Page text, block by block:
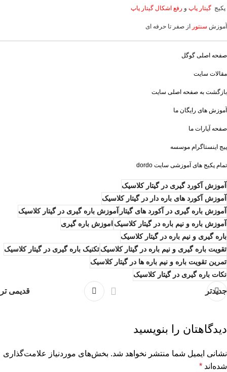
پکیج گیتار پاپ و رفع اشکال گیتار پاپ
آموزش سنتور از صفر تا حرفه ای
صفحه اصلی گوگل
مقالات سایت
بازگشت به صفحه اصلی سایت
موزش های رایگان ما
صفحه آپارات ما
پیج اینستاگرام موسسه
تمام پکیج های آموزشی سایت dordo
آموزش آکورد گیری در گیتار کلاسیک
آموزش آکورد های باره دار در گیتار کلاسیک
آموزش باره گیری در آکورد های گیتار آموزش باره گیری در گیتار کلاسیک
آموزش باره و نیم باره در گیتار کلاسیک اموزش باره گیری
باره گیری و نیم باره در گیتار کلاسیک
تقویت باره گیری و نیم باره در گیتار کلاسیکتکنیک باره گیری در گیتار کلاسیک
تمرین تقویت باره و نیم باره ها در گیتار کلاسیک
نکات باره گیری در گیتار کلاسیک
جدیدتر قدیمی تر
دیدگاهتان را بنویسید
نشانی ایمیل شما منتشر نخواهد شد. بخش‌های موردنیاز علامت‌گذاری
شده‌اند *